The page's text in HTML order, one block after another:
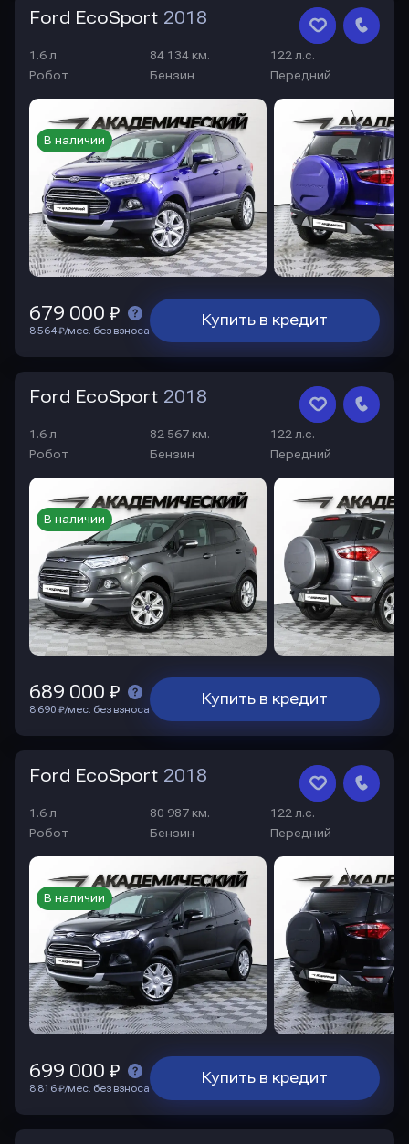
Ford EcoSport 2018
1.6 л 84 134 км.
122 л.с.
Робот
Бензин Передний
В наличии
Купить в кредит
679 000 ₽
8 564 ₽/мес. без взноса
Ford EcoSport 2018
1.6 л 82 567 км.
122 л.с.
Робот
Бензин Передний
В наличии
Купить в кредит
689 000 ₽
8 690 ₽/мес. без взноса
Ford EcoSport 2018
1.6 л 80 987 км.
122 л.с.
Робот
Бензин Передний
В наличии
Купить в кредит
699 000 ₽
8 816 ₽/мес. без взноса